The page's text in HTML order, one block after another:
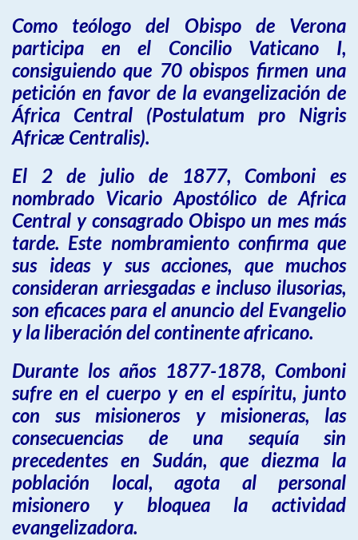
Como teólogo del Obispo de Verona
participa en el Concilio Vaticano I,
consiguiendo que 70 obispos firmen una
petición en favor de la evangelización de
África Central (Postulatum pro Nigris
Africæ Centralis).
El 2 de julio de 1877, Comboni es
nombrado Vicario Apostólico de Africa
Central y consagrado Obispo un mes más
tarde. Este nombramiento confirma que
sus ideas y sus acciones, que muchos
consideran arriesgadas e incluso ilusorias,
son eficaces para el anuncio del Evangelio
y la liberación del continente africano.
Durante los años 1877-1878, Comboni
sufre en el cuerpo y en el espíritu, junto
con sus misioneros y misioneras, las
consecuencias de una sequía sin
precedentes en Sudán, que diezma la
población local, agota al personal
misionero y bloquea la actividad
evangelizadora.